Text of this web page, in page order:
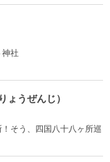
社
ょうぜんじ）
そう、四国八十八ヶ所巡